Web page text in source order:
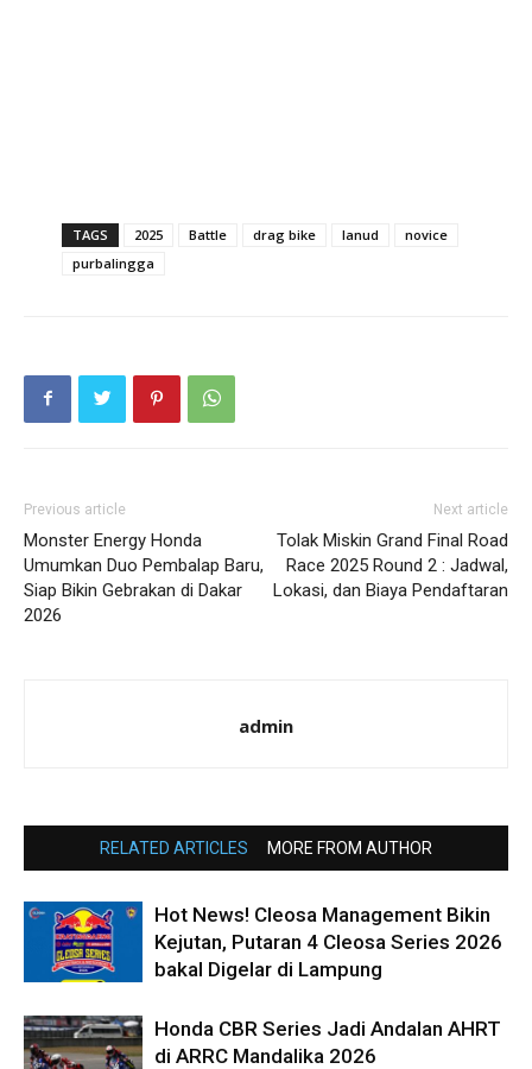
TAGS 2025 Battle drag bike lanud
novice
purbalingga
Previous article
Monster Energy Honda
Umumkan Duo Pembalap Baru,
Siap Bikin Gebrakan di Dakar
2026
Next article
Tolak Miskin Grand Final Road
Race 2025 Round 2 : Jadwal,
Lokasi, dan Biaya Pendaftaran
admin
RELATED ARTICLES MORE FROM AUTHOR
Hot News! Cleosa Management Bikin
Kejutan, Putaran 4 Cleosa Series 2026
bakal Digelar di Lampung
Honda CBR Series Jadi Andalan AHRT
di ARRC Mandalika 2026